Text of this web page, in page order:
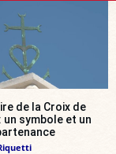
de la Croix de
un symbole et un